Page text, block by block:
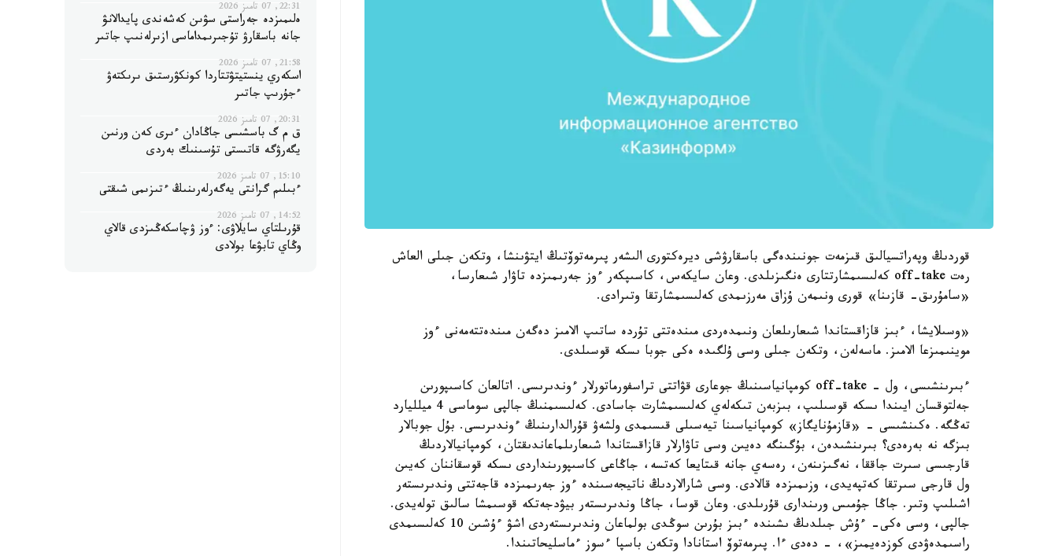
قوردىڭ وپەراتسيالىق قىزمەت جونىندەگى باسقارۋشى ديرەكتورى الىشەر پىرمەتوۆتىڭ ايتۋىنشا، وتكەن جىلى العاش
رەت off-take كەلىسىمشارتتارى ەنگىزىلدى. وعان سايكەس، كاسىپكەر ءوز جەرىمىزدە تاۋار شىعارسا،
«سامۇرىق- قازىنا» قورى ونىمەن ۇزاق مەرزىمدى كەلىسىمشارتقا وتىرادى.
«وسىلايشا، ءبىز قازاقستاندا شىعارىلعان ونىمدەردى مىندەتتى تۇردە ساتىپ الامىز دەگەن مىندەتتەمەنى ءوز
موينىمىزعا الامىز. ماسەلەن، وتكەن جىلى وسى ۇلگىدە ەكى جوبا ىسكە قوسىلدى.
ءبىرىنشىسى، ول - off-take كومپانياسىنىڭ جوعارى قۋاتتى تراسفورماتورلار ءوندىرىسى. اتالعان كاسىپورىن
جەلتوقسان ايىندا ىسكە قوسىلىپ، بىزبەن تىكەلەي كەلىسىمشارت جاسادى. كەلىسىمنىڭ جالپى سوماسى 4 ميلليارد
تەڭگە. ەكىنشىسى - «قازمۇنايگاز» كومپانياسىنا تيەسىلى قىسىمدى ولشەۋ قۇرالدارىنىڭ ءوندىرىسى. بۇل جوبالار
بىزگە نە بەرەدى؟ بىرىنشىدەن، بۇگىنگە دەيىن وسى تاۋارلار قازاقستاندا شىعارىلماعاندىقتان، كومپانيالاردىڭ
قارجىسى سىرت جاققا، نەگىزىنەن، رەسەي جانە قىتايعا كەتسە، جاڭاعى كاسىپورىنداردى ىسكە قوسقاننان كەيىن
ول قارجى سىرتقا كەتپەيدى، وزىمىزدە قالادى. وسى شارالاردىڭ ناتيجەسىندە ءوز جەرىمىزدە قاجەتتى وندىرىستەر
اشىلىپ وتىر. جاڭا جۇمىس ورىندارى قۇرىلدى. وعان قوسا، جاڭا وندىرىستەر بيۋدجەتكە قوسىمشا سالىق تولەيدى.
جالپى، وسى ەكى- ءۇش جىلدىڭ ىشىندە ءبىز بۇرىن سوڭدى بولماعان وندىرىستەردى اشۋ ءۇشىن 10 كەلىسىمدى
راسىمدەۋدى كوزدەيمىز»، - دەدى ءا. پىرمەتوۆ استانادا وتكەن باسپا ءسوز ءماسليحاتىندا.
22:31, 07 تامىز 2026
ەلىمىزدە جەراستى سۋىن كەشەندى پايدالانۋ
جانە باسقارۋ تۇجىرىمداماسى ازىرلەنىپ جاتىر
21:58, 07 تامىز 2026
اسكەري ينستيتۋتتاردا كونكۋرستىق ىرىكتەۋ
ءجۇرىپ جاتىر
20:31, 07 تامىز 2026
ق م گ باسشىسى جاڭادان ءىرى كەن ورنىن
يگەرۋگە قاتىستى تۇسىنىك بەردى
15:10, 07 تامىز 2026
ءبىلىم گرانتى يەگەرلەرىنىڭ ءتىزىمى شىقتى
14:52, 07 تامىز 2026
قۇرىلتاي سايلاۋى: ءوز ۋچاسكەڭىزدى قالاي
وڭاي تابۋعا بولادى